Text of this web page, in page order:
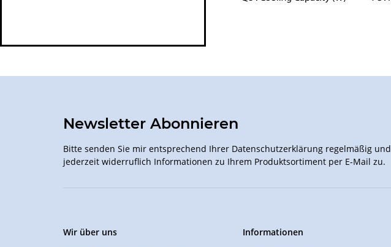
Newsletter Abonnieren
Bitte senden Sie mir entsprechend Ihrer Datenschutzerklärung regelmäßig und
jederzeit widerruflich Informationen zu Ihrem Produktsortiment per E-Mail zu.
Wir über uns
Informationen